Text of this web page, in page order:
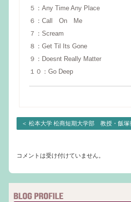
５：Any Time Any Place
６：Call On Me
７：Scream
８：Get Til Its Gone
９：Doesnt Really Matter
１０：Go Deep
＜ 松本大学 松商短期大学部 教授・飯塚
コメントは受け付けていません。